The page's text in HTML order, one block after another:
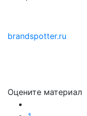
brandspotter.ru
Оцените материал